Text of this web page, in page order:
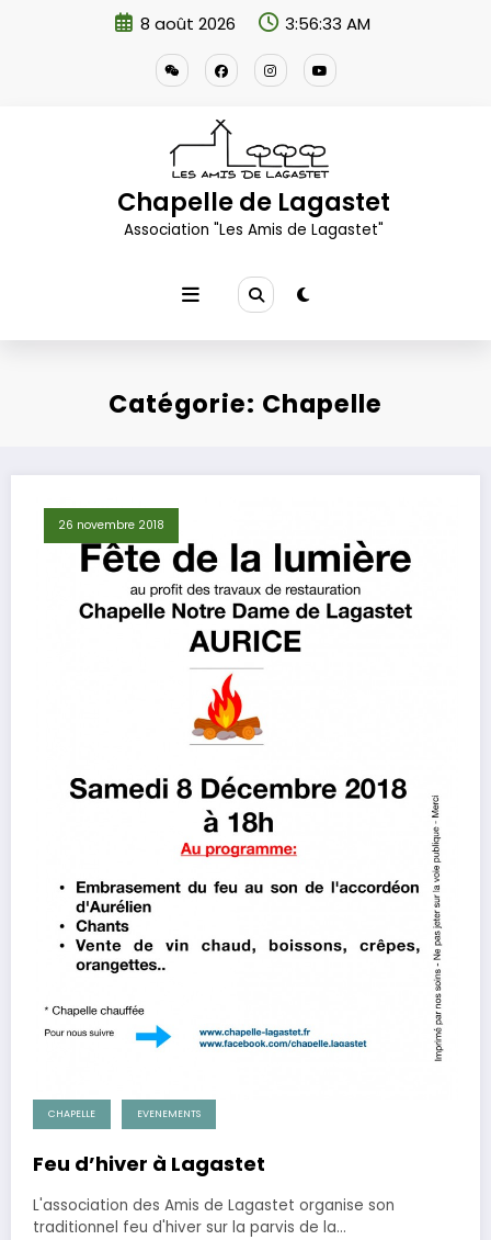
8 août 2026 3:56:34 AM
Chapelle de Lagastet
Association "Les Amis de Lagastet"
Catégorie: Chapelle
26 novembre 2018
CHAPELLE EVENEMENTS
Feu d’hiver à Lagastet
L'association des Amis de Lagastet organise son
traditionnel feu d'hiver sur la parvis de la…